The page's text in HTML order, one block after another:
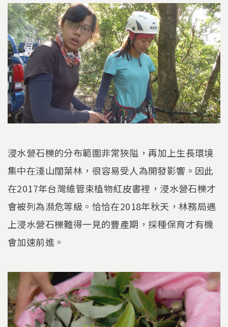
浸水營石櫟的分布範圍非常狹隘，再加上生長環境
集中在淺山闊葉林，很容易受人為開發影響。因此
在2017年台灣維管束植物紅皮書裡，浸水營石櫟才
會被列為瀕危等級。恰恰在2018年秋天，林務局遇
上浸水營石櫟難得一見的豐產期，採種保育才有機
會加速前進。